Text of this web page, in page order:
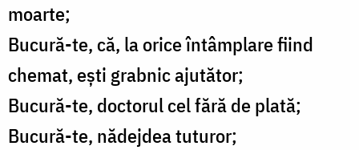
moarte;
Bucură-te, că, la orice întâmplare fiind
chemat, ești grabnic ajutător;
Bucură-te, doctorul cel fără de plată;
Bucură-te, nădejdea tuturor;